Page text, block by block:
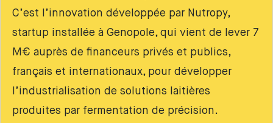
C’est l’innovation développée par Nutropy,
startup installée à Genopole, qui vient de lever 7
M€ auprès de financeurs privés et publics,
français et internationaux, pour développer
l’industrialisation de solutions laitières
produites par fermentation de précision.